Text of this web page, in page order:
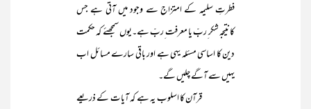
فطرتِ سلیمہ کے امتزاج سے وجود میں آتی ہے جس
کانتیجہ شکر ِربّ یا معرفت ِربّ ہے۔یوں سمجھئے کہ حکمت
دین کا اساسی مسئلہ یہی ہے اور باقی سارے مسائل اب
یہیں سے آگے چلیں گے۔
قرآن کا اسلوب یہ ہے کہ آیات کے ذریعے